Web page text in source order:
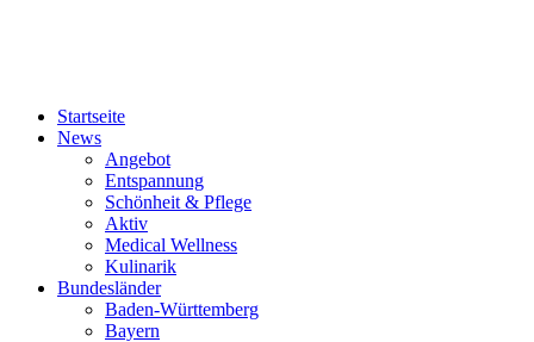
Startseite
News
Angebot
Entspannung
Schönheit & Pflege
Aktiv
Medical Wellness
Kulinarik
Bundesländer
Baden-Württemberg
Bayern